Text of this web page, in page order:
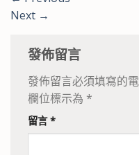
Next →
發佈留言
發佈留言必須填寫的
欄位標示為 *
留言*